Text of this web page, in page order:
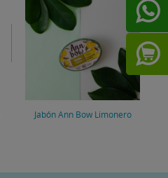
Jabón Ann Bow Limonero